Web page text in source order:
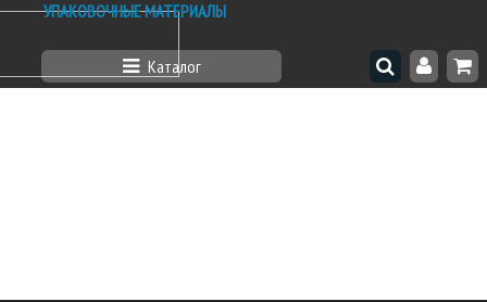
УПАКОВОЧНЫЕ МАТЕРИАЛЫ
Каталог